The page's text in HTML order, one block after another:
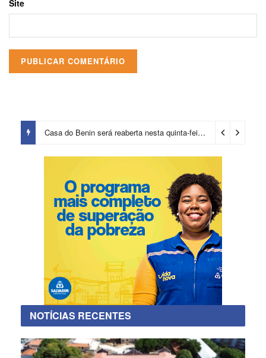
Site
Casa do Benin será reaberta nesta quinta-feira (6) 2 dias ago
NOTÍCIAS RECENTES